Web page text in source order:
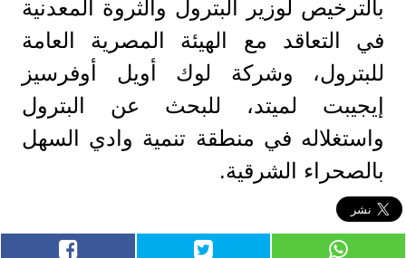
بالترخيص لوزير البترول والثروة المعدنية
في التعاقد مع الهيئة المصرية العامة
للبترول، وشركة لوك أويل أوفرسيز
إيجيبت لميتد، للبحث عن البترول
واستغلاله في منطقة تنمية وادي السهل
بالصحراء الشرقية.